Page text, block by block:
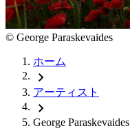
© George Paraskevaides
ホーム
chevron_right
アーティスト
chevron_right
George Paraskevaides